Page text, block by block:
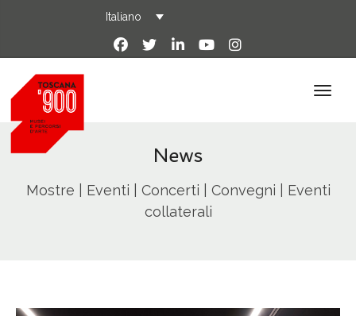
Italiano
News
Mostre | Eventi | Concerti | Convegni | Eventi
collaterali